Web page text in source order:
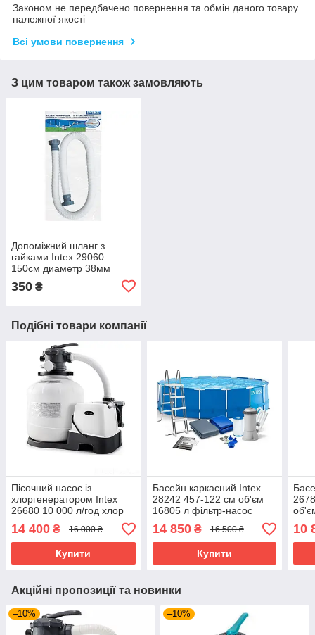
Законом не передбачено повернення та обмін даного товару
належної якості
Всі умови повернення
З цим товаром також замовляють
Допоміжний шланг з
гайками Intex 29060
150см диаметр 38мм
350 ₴
Подібні товари компанії
Пісочний насос із
хлоргенератором Intex
26680 10 000 л/год хлор
11 г/год 55 кг
14 400 ₴ 16 000 ₴
Купити
Басейн каркасний Intex
28242 457-122 см об'єм
16805 л фільтр-насос
драбина підстилка тент
14 850₴ 16 500 ₴
Купити
10
Акційні пропозиції та новинки
–10% –10%